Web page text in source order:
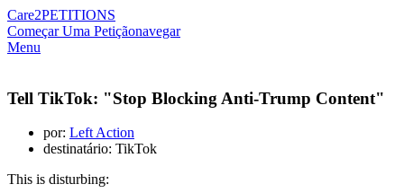
Care2PETITIONS
Começar Uma Petiçãonavegar
Menu
Tell TikTok: "Stop Blocking Anti-Trump Content"
por: Left Action
destinatário: TikTok
This is disturbing: